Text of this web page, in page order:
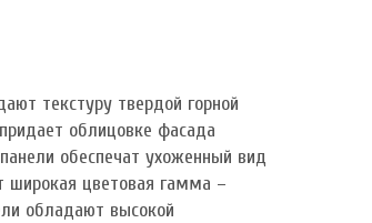
текстуру твердой горной
облицовке фасада
обеспечат ухоженный вид
широкая цветовая гамма –
обладают высокой